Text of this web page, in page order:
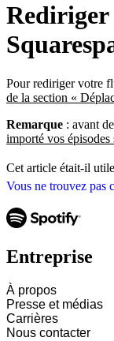
Vous ne trouvez pas
Rediriger
Pour rediriger votre
de la section «
Remarque : avant
importé vos
Cet article était-il
Entreprise
À propos
Presse et médias
Carrières
Nous contacter